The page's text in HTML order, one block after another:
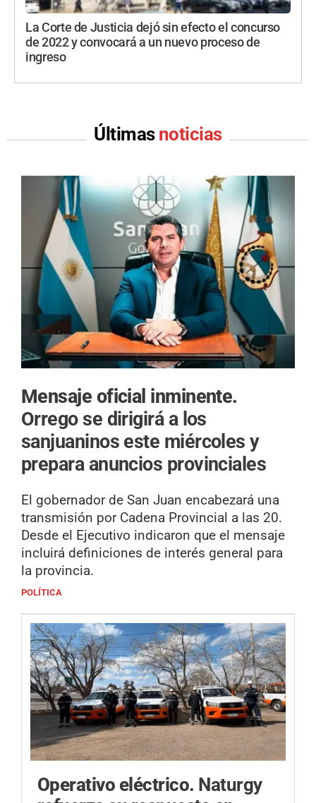
La Corte de Justicia dejó sin efecto el concurso
de 2022 y convocará a un nuevo proceso de
ingreso
Últimas noticias
Mensaje oficial inminente.
Orrego se dirigirá a los
sanjuaninos este miércoles y
prepara anuncios provinciales
El gobernador de San Juan encabezará una
transmisión por Cadena Provincial a las 20.
Desde el Ejecutivo indicaron que el mensaje
incluirá definiciones de interés general para
la provincia.
POLÍTICA
Operativo eléctrico. Naturgy